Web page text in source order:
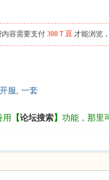
容需要支付 300Ｔ豆 才能浏览
开服, 一套
用 【论坛搜索】 功能，那里